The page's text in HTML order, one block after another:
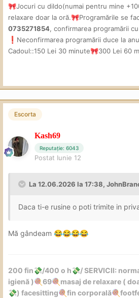
🎀Jocuri cu dildo(numai pentru mine +
relaxare doar la oră.🎀Programările se
0735271854, confirmarea programării
❗ Neconfirmarea programării duce la
Cadoul::150 Lei 30 minute🎀300 Lei 60
Escorta
Kash69
Reputație: 6043
Postat Iunie 12
La 12.06.2026 la 17:38,
Daca ti-e rusine o poti trimite in
Mă gândeam 😂😂😂😂
200 fin💸/400 o h💸/ SERVICII:
igienă )🍭69🍭 masaj de relaxare (
💸) facesitting🍭fin corporală🍭